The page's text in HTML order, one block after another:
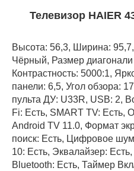
Телевизор HAIER
Высота: 56,3, Ширина:
Чёрный, Размер
Контрастность: 5000:1,
панели: 6,5, Угол обзора:
пульта ДУ: U33R, USB: 2,
Fi: Есть, SMART TV: Есть,
Android TV 11.0, Формат
поиск: Есть, Цифровое
10: Есть, Эквалайзер:
Bluetooth: Есть, Таймер